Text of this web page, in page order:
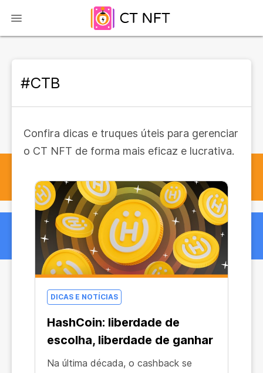
#CTB
Confira dicas e truques úteis para gerenciar
o CT NFT de forma mais eficaz e lucrativa.
DICAS E NOTÍCIAS
HashCoin: liberdade de
escolha, liberdade de ganhar
Na última década, o cashback se